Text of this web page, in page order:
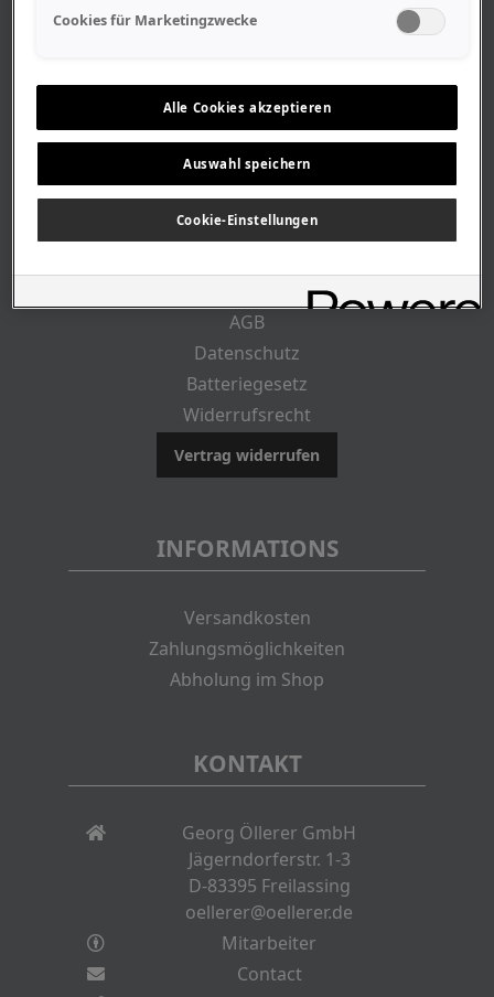
Geschäftszeiten
Stellenangebote
Geschichte
CUSTOMER INFO
AGB
Datenschutz
Batteriegesetz
Widerrufsrecht
Vertrag widerrufen
INFORMATIONS
Versandkosten
Zahlungsmöglichkeiten
Abholung im Shop
KONTAKT
Georg Öllerer GmbH
Jägerndorferstr. 1-3
D-83395 Freilassing
oellerer@oellerer.de
Mitarbeiter
Contact
Cookies für Marketingzwecke
Alle Cookies akzeptieren
Auswahl speichern
Cookie-Einstellungen